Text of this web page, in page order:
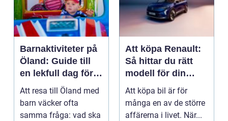
Barnaktiviteter på
Öland: Guide till
en lekfull dag för
hela familjen
Att resa till Öland med
barn väcker ofta
samma fråga: vad ska
Att köpa Renault:
Så hittar du rätt
modell för din
vardag
Att köpa bil är för
många en av de större
affärerna i livet. När...